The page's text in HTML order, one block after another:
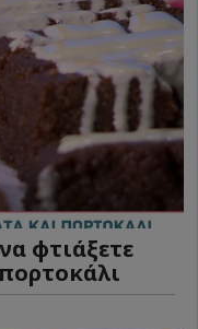
φτιάξετε